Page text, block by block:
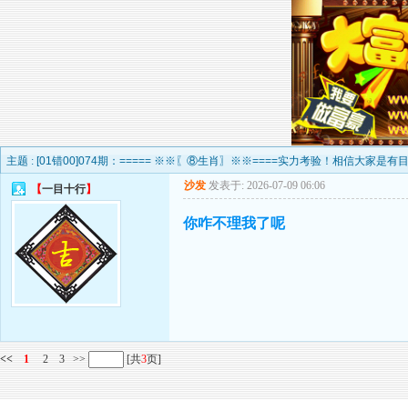
主题 : [01错00]074期：===== ※※〖⑧生肖〗※※====实力考验！相信大家是有
【一目十行】 沙发 发表于: 2026-07-09 06:06
你咋不理我了呢
<< 1 2 3 >> [共3页]